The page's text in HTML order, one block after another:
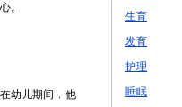
。
幼儿期间，他
生育
发育
护理
睡眠